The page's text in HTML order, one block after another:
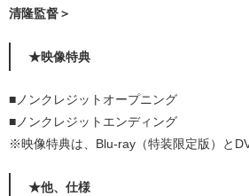
清隆監督＞
★映像特典
■ノンクレジットオープニング
■ノンクレジットエンディング
※映像特典は、Blu-ray（特装限定版）と
★他、仕様